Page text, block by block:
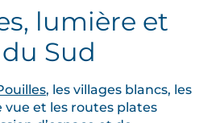
lumière et
Sud
, les villages blancs, les
vue et les routes plates